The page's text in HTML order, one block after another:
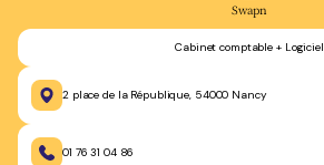
Swapn
Cabinet comptable + Logiciel
2 place de la République, 54000 Nancy
01 76 31 04 86